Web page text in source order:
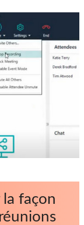
la façon